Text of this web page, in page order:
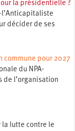
la présidentielle ?
l’Anticapitaliste
décider de ses
commune pour 2027
du NPA-
l’organisation
la lutte contre le